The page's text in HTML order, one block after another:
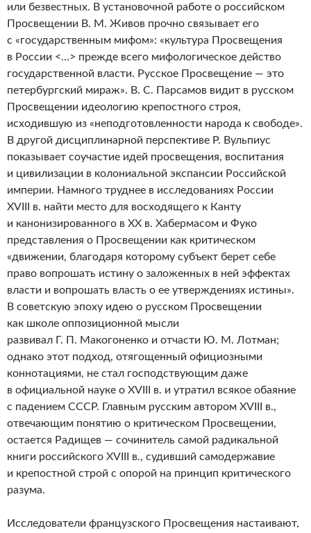
или безвестных. В установочной работе о российском
Просвещении В. М. Живов прочно связывает его
с «государственным мифом»: «культура Просвещения
в России <…> прежде всего мифологическое действо
государственной власти. Русское Просвещение — это
петербургский мираж». В. С. Парсамов видит в русском
Просвещении идеологию крепостного строя,
исходившую из «неподготовленности народа к свободе».
В другой дисциплинарной перспективе Р. Вульпиус
показывает соучастие идей просвещения, воспитания
и цивилизации в колониальной экспансии Российской
империи. Намного труднее в исследованиях России
XVIII в. найти место для восходящего к Канту
и канонизированного в XX в. Хабермасом и Фуко
представления о Просвещении как критическом
«движении, благодаря которому субъект берет себе
право вопрошать истину о заложенных в ней эффектах
власти и вопрошать власть о ее утверждениях истины».
В советскую эпоху идею о русском Просвещении
как школе оппозиционной мысли
развивал Г. П. Макогоненко и отчасти Ю. М. Лотман;
однако этот подход, отягощенный официозными
коннотациями, не стал господствующим даже
в официальной науке о XVIII в. и утратил всякое обаяние
с падением СССР. Главным русским автором XVIII в.,
отвечающим понятию о критическом Просвещении,
остается Радищев — сочинитель самой радикальной
книги российского XVIII в., судивший самодержавие
и крепостной строй с опорой на принцип критического
разума.
Исследователи французского Просвещения настаивают,